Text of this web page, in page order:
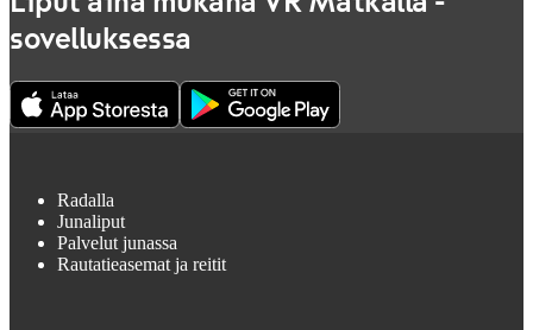
sovelluksessa
Radalla
Junaliput
Palvelut junassa
Rautatieasemat ja reitit